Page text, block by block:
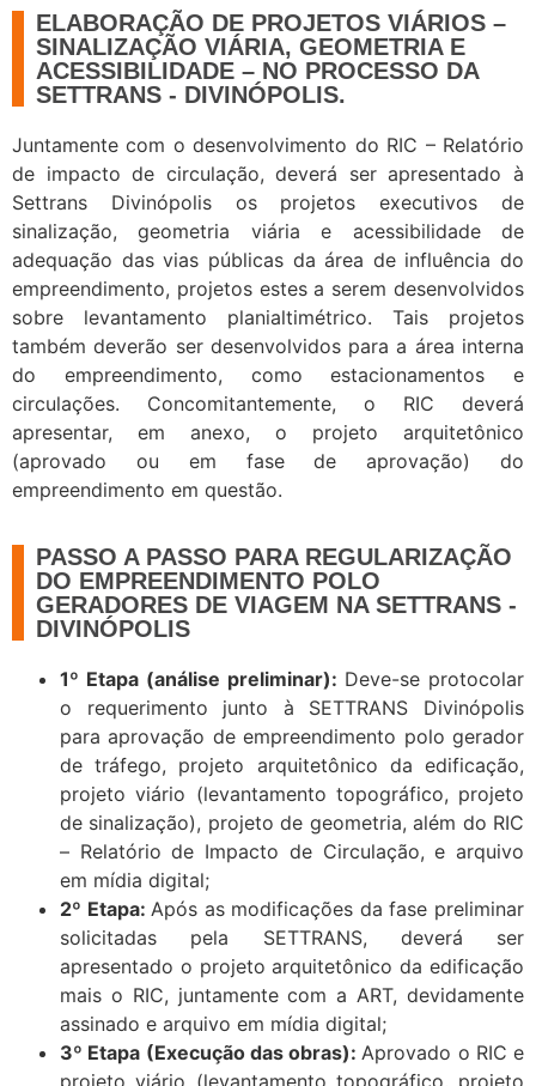
ELABORAÇÃO DE PROJETOS VIÁRIOS –
SINALIZAÇÃO VIÁRIA, GEOMETRIA E
ACESSIBILIDADE – NO PROCESSO DA
SETTRANS - DIVINÓPOLIS.
Juntamente com o desenvolvimento do RIC – Relatório
de impacto de circulação, deverá ser apresentado à
Settrans Divinópolis os projetos executivos de
sinalização, geometria viária e acessibilidade de
adequação das vias públicas da área de influência do
empreendimento, projetos estes a serem desenvolvidos
sobre levantamento planialtimétrico. Tais projetos
também deverão ser desenvolvidos para a área interna
do empreendimento, como estacionamentos e
circulações. Concomitantemente, o RIC deverá
apresentar, em anexo, o projeto arquitetônico
(aprovado ou em fase de aprovação) do
empreendimento em questão.
PASSO A PASSO PARA REGULARIZAÇÃO
DO EMPREENDIMENTO POLO
GERADORES DE VIAGEM NA SETTRANS -
DIVINÓPOLIS
1º Etapa (análise preliminar): Deve-se protocolar
o requerimento junto à SETTRANS Divinópolis
para aprovação de empreendimento polo gerador
de tráfego, projeto arquitetônico da edificação,
projeto viário (levantamento topográfico, projeto
de sinalização), projeto de geometria, além do RIC
– Relatório de Impacto de Circulação, e arquivo
em mídia digital;
2º Etapa:Após as modificações da fase preliminar
solicitadas pela SETTRANS, deverá ser
apresentado o projeto arquitetônico da edificação
mais o RIC, juntamente com a ART, devidamente
assinado e arquivo em mídia digital;
3º Etapa (Execução das obras):Aprovado o RIC e